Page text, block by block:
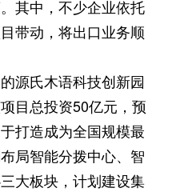
其中，不少企业依托
带动，将出口业务顺
源氏木语科技创新园
目总投资50亿元，预
打造成为全国规模最
局智能分拨中心、智
大板块，计划建设集